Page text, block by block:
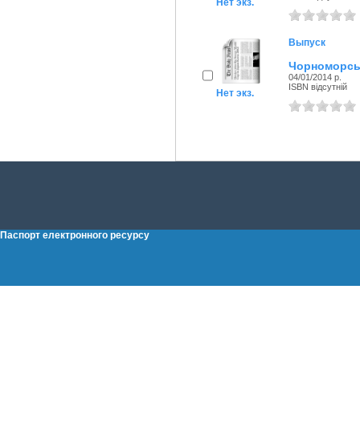
Нет экз.
Нет экз.
Выпуск
04/01/2014 р.
ISBN відсутній
Паспорт електронного ресурсу